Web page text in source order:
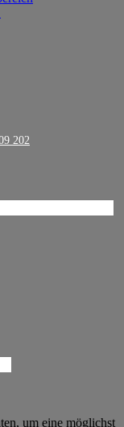
202
um eine möglichst